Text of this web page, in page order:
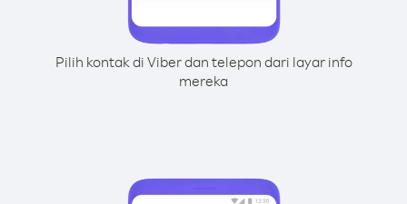
Pilih kontak di Viber dan telepon dari layar info
mereka